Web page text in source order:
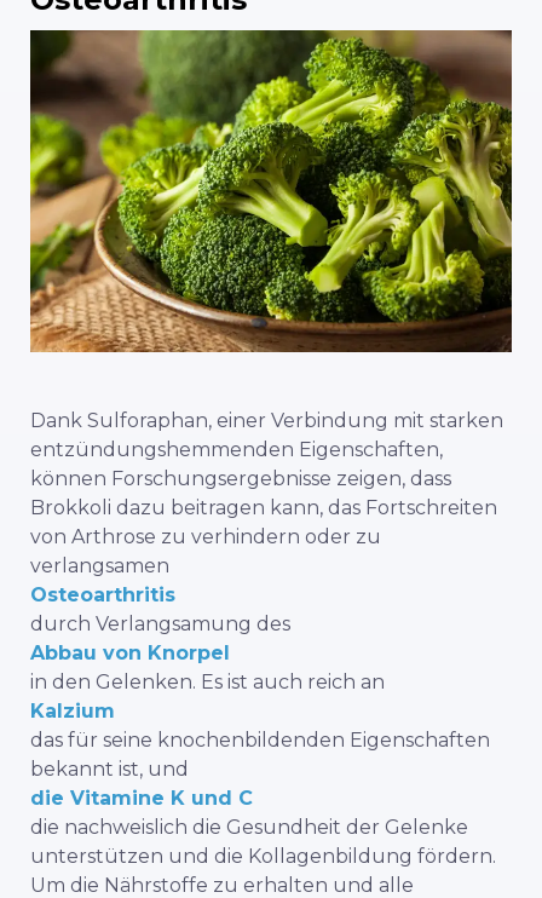
Dank Sulforaphan, einer Verbindung mit starken
entzündungshemmenden Eigenschaften,
können Forschungsergebnisse zeigen, dass
Brokkoli dazu beitragen kann, das Fortschreiten
von Arthrose zu verhindern oder zu
verlangsamen
Osteoarthritis
durch Verlangsamung des
Abbau von Knorpel
in den Gelenken. Es ist auch reich an
Kalzium
das für seine knochenbildenden Eigenschaften
bekannt ist, und
die Vitamine K und C
die nachweislich die Gesundheit der Gelenke
unterstützen und die Kollagenbildung fördern.
Um die Nährstoffe zu erhalten und alle